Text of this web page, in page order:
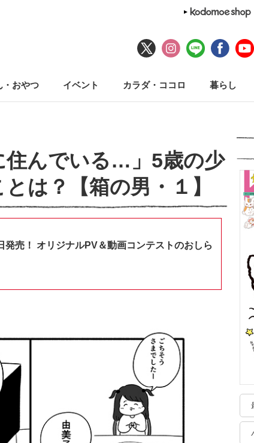
・おやつ イベント カラダ・ココロ 暮らし
住んでいる…」5歳の少
は？【箱の男・１】
発売！ オリジナルPV＆動画コンテストのおしら